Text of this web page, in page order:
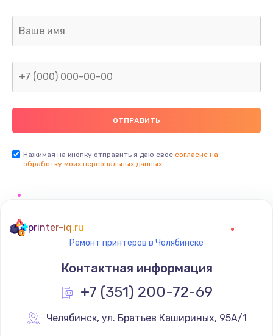
Нажимая на кнопку отправить я даю свое согласие на
обработку моих персональных данных.
printer-iq.ru
Ремонт принтеров в Челябинске
Контактная информация
+7 (351) 200-72-69
Челябинск, ул. Братьев Кашириных, 95А/1